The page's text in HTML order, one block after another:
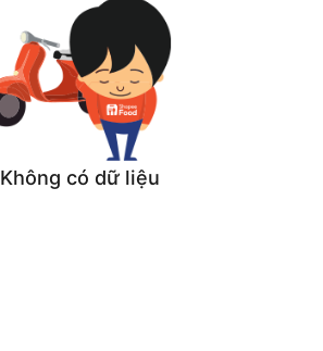
Không có dữ liệu